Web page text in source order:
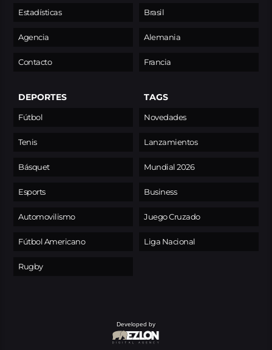
Estadísticas
Agencia
Contacto
Brasil
Alemania
Francia
DEPORTES
Fútbol
Tenis
Básquet
Esports
Automovilismo
Fútbol Americano
Rugby
TAGS
Novedades
Lanzamientos
Mundial 2026
Business
Juego Cruzado
Liga Nacional
Developed by